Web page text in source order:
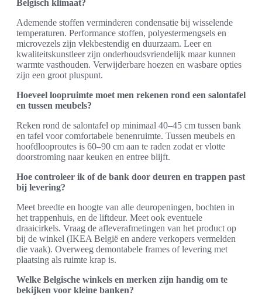
Belgisch klimaat?
Ademende stoffen verminderen condensatie bij wisselende
temperaturen. Performance stoffen, polyestermengsels en
microvezels zijn vlekbestendig en duurzaam. Leer en
kwaliteitskunstleer zijn onderhoudsvriendelijk maar kunnen
warmte vasthouden. Verwijderbare hoezen en wasbare opties
zijn een groot pluspunt.
Hoeveel loopruimte moet men rekenen rond een salontafel
en tussen meubels?
Reken rond de salontafel op minimaal 40–45 cm tussen bank
en tafel voor comfortabele benenruimte. Tussen meubels en
hoofdlooproutes is 60–90 cm aan te raden zodat er vlotte
doorstroming naar keuken en entree blijft.
Hoe controleer ik of de bank door deuren en trappen past
bij levering?
Meet breedte en hoogte van alle deuropeningen, bochten in
het trappenhuis, en de liftdeur. Meet ook eventuele
draaicirkels. Vraag de afleverafmetingen van het product op
bij de winkel (IKEA België en andere verkopers vermelden
die vaak). Overweeg demontabele frames of levering met
plaatsing als ruimte krap is.
Welke Belgische winkels en merken zijn handig om te
bekijken voor kleine banken?